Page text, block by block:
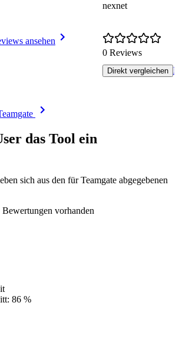
ansehen
nexnet
0 Reviews
Direkt vergleichen
das Tool ein
sich aus den für Teamgate abgegebenen
Bewertungen vorhanden
86 %